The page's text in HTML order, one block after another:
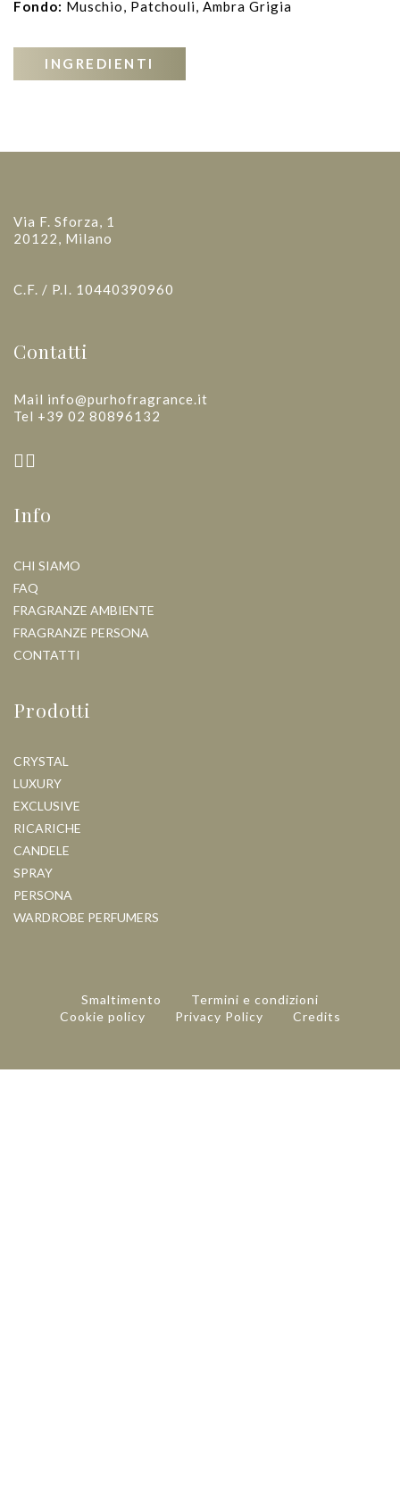
Fondo: Muschio, Patchouli, Ambra Grigia
INGREDIENTI
Via F. Sforza, 1
20122, Milano
C.F. / P.I. 10440390960
Contatti
Mail info@purhofragrance.it
Tel +39 02 80896132
Info
CHI SIAMO
FAQ
FRAGRANZE AMBIENTE
FRAGRANZE PERSONA
CONTATTI
Prodotti
CRYSTAL
LUXURY
EXCLUSIVE
RICARICHE
CANDELE
SPRAY
PERSONA
WARDROBE PERFUMERS
Smaltimento
Termini e condizioni
Cookie policy
Privacy Policy Credits